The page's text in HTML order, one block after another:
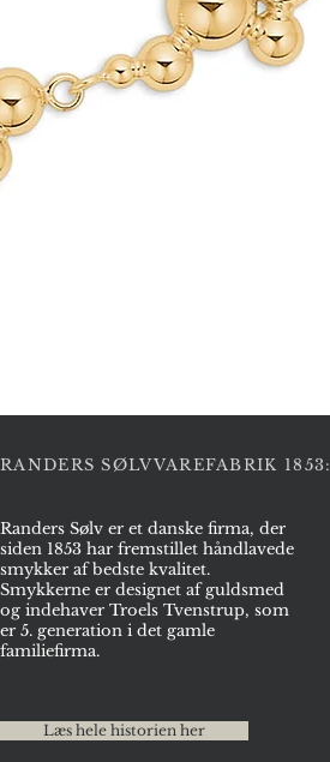
RANDERS SØLVVAREFABRIK 1853:
Randers Sølv er et danske firma, der
siden 1853 har fremstillet håndlavede
smykker af bedste kvalitet.
Smykkerne er designet af guldsmed
og indehaver Troels Tvenstrup, som
er 5. generation i det gamle
familiefirma.
Læs hele historien her